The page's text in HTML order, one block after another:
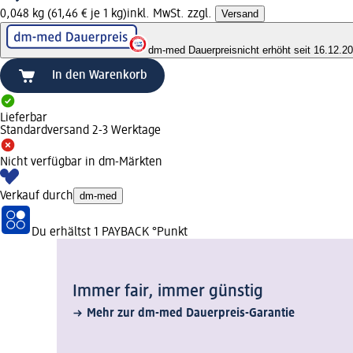
0,048 kg (61,46 € je 1 kg)inkl. MwSt. zzgl. Versand
dm-med Dauerpreisnicht erhöht seit
In den Warenkorb
Lieferbar
Standardversand 2-3 Werktage
Nicht verfügbar in dm-Märkten
Verkauf durch dm-med
Du erhältst 1 PAYBACK °Punkt
Immer fair,­ immer günstig
Mehr zur dm-med Dauerpreis-Garantie